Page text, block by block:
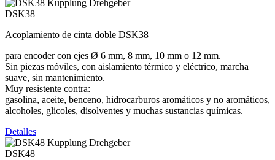
DSK38
Acoplamiento de cinta doble DSK38
para encoder con ejes Ø 6 mm, 8 mm, 10 mm o 12 mm.
Sin piezas móviles, con aislamiento térmico y eléctrico, marcha
suave, sin mantenimiento.
Muy resistente contra:
gasolina, aceite, benceno, hidrocarburos aromáticos y no aromáticos,
alcoholes, glicoles, disolventes y muchas sustancias químicas.
Detalles
DSK48